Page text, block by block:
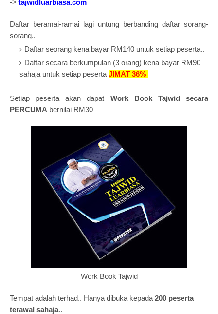
-> tajwidluarbiasa.com
Daftar beramai-ramai lagi untung berbanding daftar sorang-
sorang..
Daftar seorang kena bayar RM140 untuk setiap peserta..
Daftar secara berkumpulan (3 orang) kena bayar RM90
sahaja untuk setiap peserta JIMAT 36%
Setiap peserta akan dapat Work Book Tajwid secara
PERCUMA bernilai RM30
Work Book Tajwid
Tempat adalah terhad.. Hanya dibuka kepada 200 peserta
terawal sahaja..